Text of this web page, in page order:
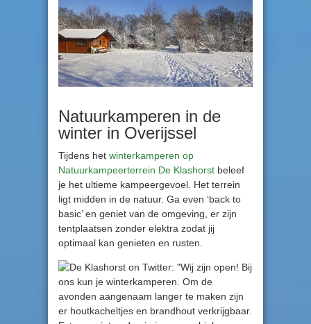
Natuurkamperen in de
winter in Overijssel
Tijdens het winterkamperen op
Natuurkampeerterrein De Klashorst beleef
je het ultieme kampeergevoel. Het terrein
ligt midden in de natuur. Ga even ‘back to
basic’ en geniet van de omgeving, er zijn
tentplaatsen zonder elektra zodat jij
optimaal kan genieten en rusten.